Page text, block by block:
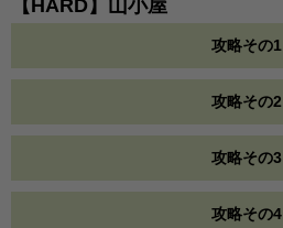
【HARD】山小屋
攻略その1
攻略その2
攻略その3
攻略その4